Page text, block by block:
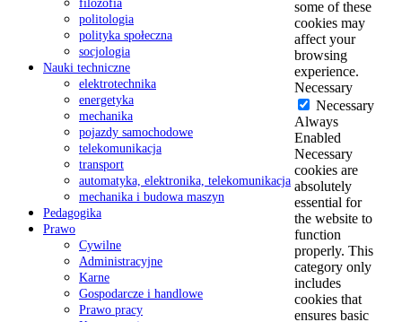
filozofia
politologia
polityka społeczna
socjologia
Nauki techniczne
elektrotechnika
energetyka
mechanika
pojazdy samochodowe
telekomunikacja
transport
automatyka, elektronika, telekomunikacja
mechanika i budowa maszyn
Pedagogika
Prawo
Cywilne
Administracyjne
Karne
Gospodarcze i handlowe
Prawo pracy
some of these
cookies may
affect your
browsing
experience.
Necessary
Necessary
Always
Enabled
Necessary
cookies are
absolutely
essential for
the website to
function
properly. This
category only
includes
cookies that
ensures basic